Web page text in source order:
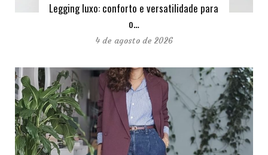
Legging luxo: conforto e versatilidade para
o…
4 de agosto de 2026